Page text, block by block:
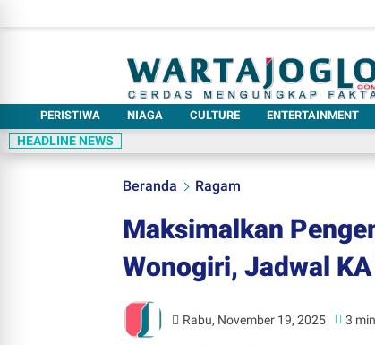
PERISTIWA NIAGA CULTURE ENTERTAINMENT
HEADLINE NEWS
Beranda Ragam
Maksimalkan
Wonogiri, Jadwal
Rabu, November 19, 2025 3